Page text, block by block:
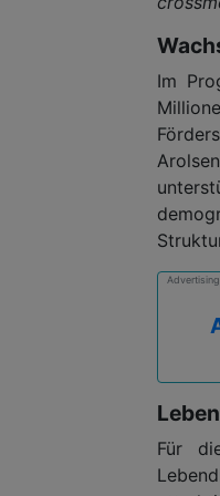
Im
Advertising
Für